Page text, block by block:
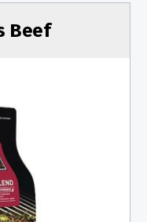
Beef